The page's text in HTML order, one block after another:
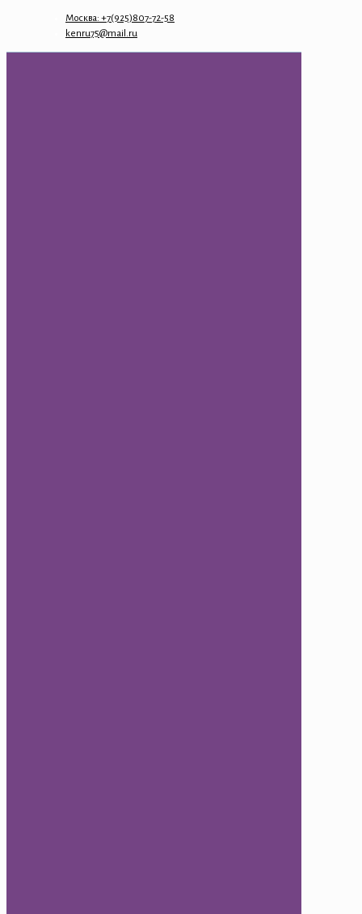
Москва: +7(925)807-72-58
kenru75@mail.ru